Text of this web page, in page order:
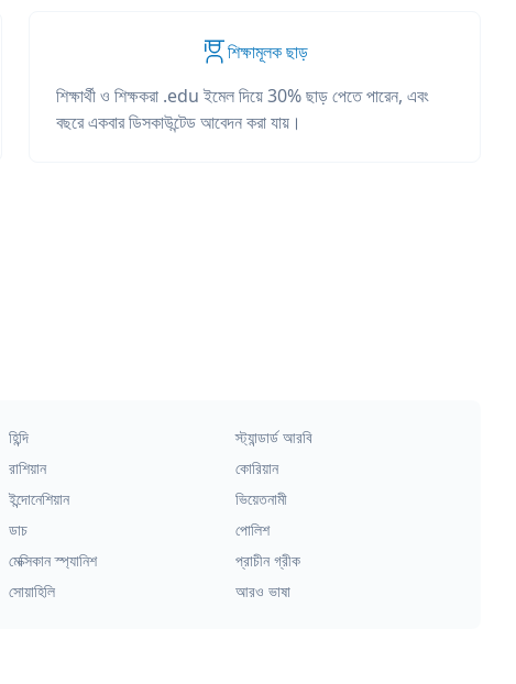
শিক্ষামূলক ছাড়
শিক্ষার্থী ও শিক্ষকরা .edu ইমেল দিয়ে 30% ছাড় পেতে পারেন, এবং
বছরে একবার ডিসকাউন্টেড আবেদন করা যায়।
হিন্দি
স্ট্যান্ডার্ড আরবি
রাশিয়ান
কোরিয়ান
ইন্দোনেশিয়ান
ভিয়েতনামী
ডাচ
পোলিশ
মেক্সিকান স্প্যানিশ
প্রাচীন গ্রীক
সোয়াহিলি আরও ভাষা